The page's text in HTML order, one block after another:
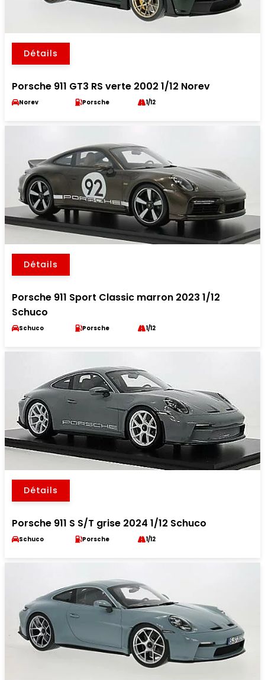
Détails
Porsche 911 GT3 RS verte 2002 1/12 Norev
Norev Porsche 1/12
Détails
Porsche 911 Sport Classic marron 2023 1/12
Schuco
Schuco Porsche 1/12
Détails
Porsche 911 S S/T grise 2024 1/12 Schuco
Schuco Porsche 1/12